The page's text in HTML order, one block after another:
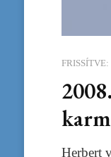
FRISSÍTVE:
Herbert